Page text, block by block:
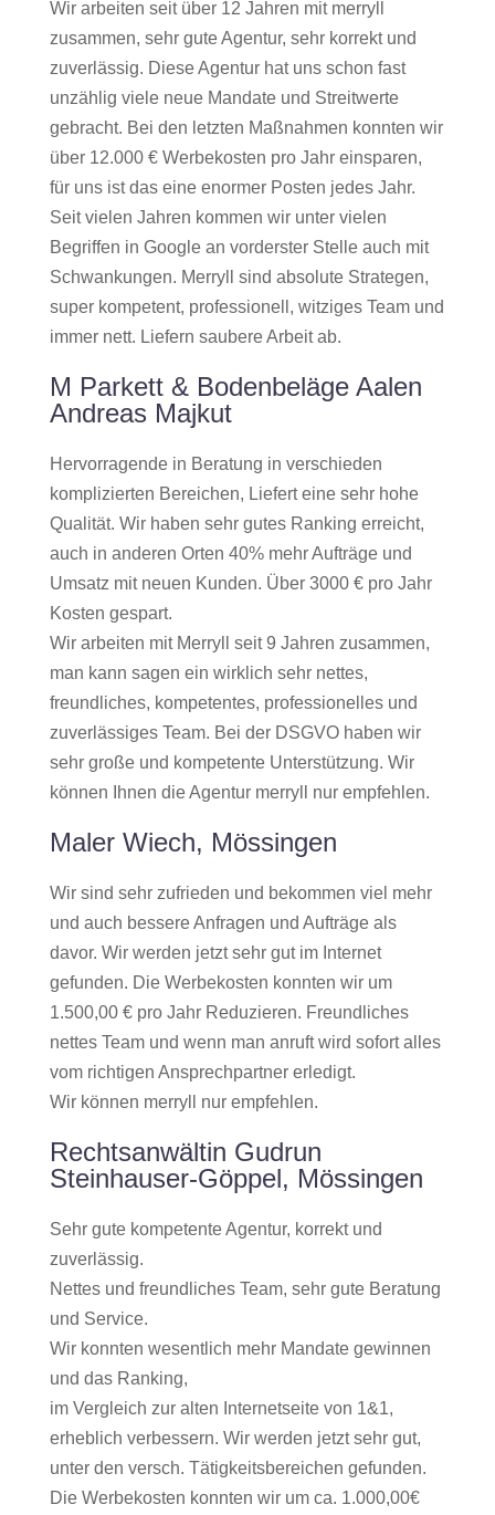
Wir arbeiten seit über 12 Jahren mit merryll
zusammen, sehr gute Agentur, sehr korrekt und
zuverlässig. Diese Agentur hat uns schon fast
unzählig viele neue Mandate und Streitwerte
gebracht. Bei den letzten Maßnahmen konnten wir
über 12.000 € Werbekosten pro Jahr einsparen,
für uns ist das eine enormer Posten jedes Jahr.
Seit vielen Jahren kommen wir unter vielen
Begriffen in Google an vorderster Stelle auch mit
Schwankungen. Merryll sind absolute Strategen,
super kompetent, professionell, witziges Team und
immer nett. Liefern saubere Arbeit ab.
M Parkett & Bodenbeläge Aalen
Andreas Majkut
Hervorragende in Beratung in verschieden
komplizierten Bereichen, Liefert eine sehr hohe
Qualität. Wir haben sehr gutes Ranking erreicht,
auch in anderen Orten 40% mehr Aufträge und
Umsatz mit neuen Kunden. Über 3000 € pro Jahr
Kosten gespart.
Wir arbeiten mit Merryll seit 9 Jahren zusammen,
man kann sagen ein wirklich sehr nettes,
freundliches, kompetentes, professionelles und
zuverlässiges Team. Bei der DSGVO haben wir
sehr große und kompetente Unterstützung. Wir
können Ihnen die Agentur merryll nur empfehlen.
Maler Wiech, Mössingen
Wir sind sehr zufrieden und bekommen viel mehr
und auch bessere Anfragen und Aufträge als
davor. Wir werden jetzt sehr gut im Internet
gefunden. Die Werbekosten konnten wir um
1.500,00 € pro Jahr Reduzieren. Freundliches
nettes Team und wenn man anruft wird sofort alles
vom richtigen Ansprechpartner erledigt.
Wir können merryll nur empfehlen.
Rechtsanwältin Gudrun
Steinhauser-Göppel, Mössingen
Sehr gute kompetente Agentur, korrekt und
zuverlässig.
Nettes und freundliches Team, sehr gute Beratung
und Service.
Wir konnten wesentlich mehr Mandate gewinnen
und das Ranking,
im Vergleich zur alten Internetseite von 1&1,
erheblich verbessern. Wir werden jetzt sehr gut,
unter den versch. Tätigkeitsbereichen gefunden.
Die Werbekosten konnten wir um ca. 1.000,00€